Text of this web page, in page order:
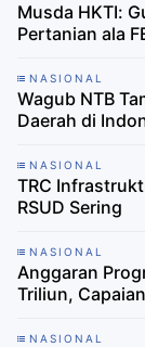
Musda HKTI:
Pertanian ala
NASIONAL
Wagub NTB
Daerah di
NASIONAL
TRC
RSUD Sering
NASIONAL
Anggaran
Triliun,
NASIONAL